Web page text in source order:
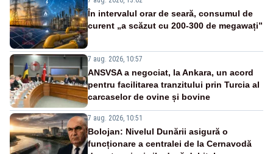
În intervalul orar de seară, consumul de
curent „a scăzut cu 200-300 de megawați”
7 aug. 2026, 10:57
ANSVSA a negociat, la Ankara, un acord
pentru facilitarea tranzitului prin Turcia al
carcaselor de ovine și bovine
7 aug. 2026, 10:51
Bolojan: Nivelul Dunării asigură o
funcționare a centralei de la Cernavodă